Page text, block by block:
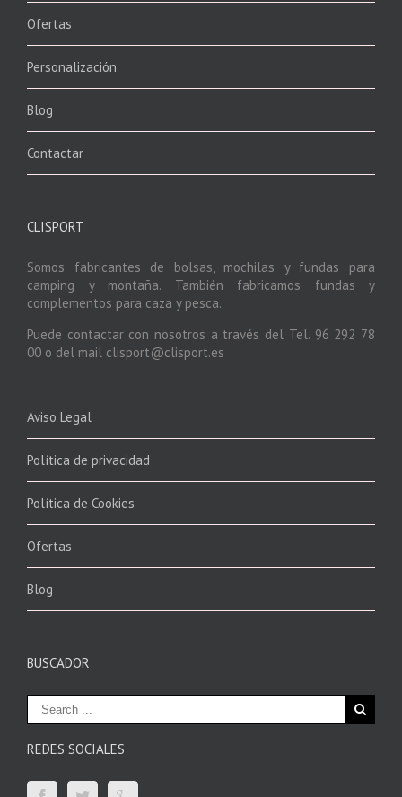
Ofertas
Personalización
Blog
Contactar
CLISPORT
Somos fabricantes de bolsas, mochilas y fundas para
camping y montaña. También fabricamos fundas y
complementos para caza y pesca.
Puede contactar con nosotros a través del Tel. 96 292 78
00 o del mail clisport@clisport.es
Aviso Legal
Política de privacidad
Política de Cookies
Ofertas
Blog
BUSCADOR
REDES SOCIALES